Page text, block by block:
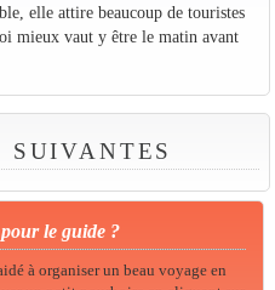
elle attire beaucoup de touristes
mieux vaut y être le matin avant
SUIVANTES
le guide ?
à organiser un beau voyage en